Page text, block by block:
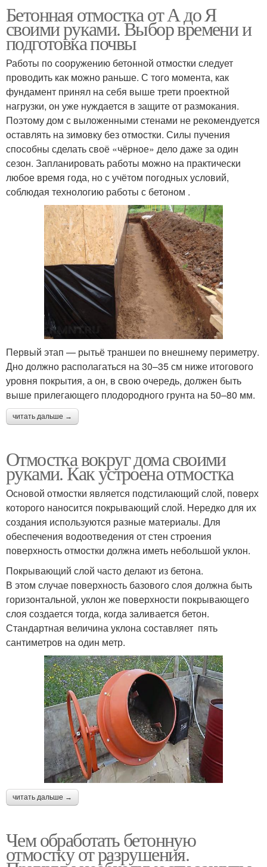
Бетонная отмостка от А до Я
своими руками. Выбор времени и
подготовка почвы
Работы по сооружению бетонной отмостки следует
проводить как можно раньше. С того момента, как
фундамент принял на себя выше трети проектной
нагрузки, он уже нуждается в защите от размокания.
Поэтому дом с выложенными стенами не рекомендуется
оставлять на зимовку без отмостки. Силы пучения
способны сделать своё «чёрное» дело даже за один
сезон. Запланировать работы можно на практически
любое время года, но с учётом погодных условий,
соблюдая технологию работы с бетоном .
Первый этап — рытьё траншеи по внешнему периметру.
Дно должно располагаться на 30–35 см ниже итогового
уровня покрытия, а он, в свою очередь, должен быть
выше прилегающего плодородного грунта на 50–80 мм.
читать дальше →
Отмостка вокруг дома своими
руками. Как устроена отмостка
Основой отмостки является подстилающий слой, поверх
которого наносится покрывающий слой. Нередко для их
создания используются разные материалы. Для
обеспечения водоотведения от стен строения
поверхность отмостки должна иметь небольшой уклон.
Покрывающий слой часто делают из бетона.
В этом случае поверхность базового слоя должна быть
горизонтальной, уклон же поверхности покрывающего
слоя создается тогда, когда заливается бетон.
Стандартная величина уклона составляет пять
сантиметров на один метр.
читать дальше →
Чем обработать бетонную
отмостку от разрушения.